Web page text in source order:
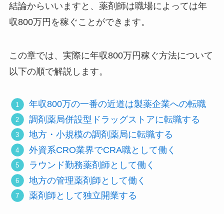
結論からいいますと、薬剤師は職場によっては年
収800万円を稼ぐことができます。
この章では、実際に年収800万円稼ぐ方法について
以下の順で解説します。
年収800万の一番の近道は製薬企業への転職
調剤薬局併設型ドラッグストアに転職する
地方・小規模の調剤薬局に転職する
外資系CRO業界でCRA職として働く
ラウンド勤務薬剤師として働く
地方の管理薬剤師として働く
薬剤師として独立開業する